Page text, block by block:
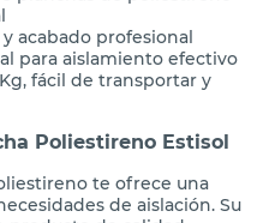
acabado profesional
para aislamiento efectivo
fácil de transportar y
Poliestireno Estisol
te ofrece una
de aislación. Su